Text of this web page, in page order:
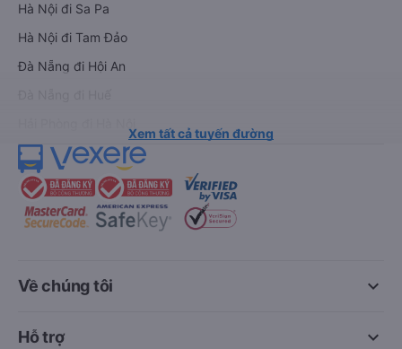
Hà Nội đi Sa Pa
Hà Nội đi Tam Đảo
Đà Nẵng đi Hội An
Xem tất cả tuyến đường
keyboard_arrow_down
Về chúng tôi
keyboard_arrow_down
Hỗ trợ